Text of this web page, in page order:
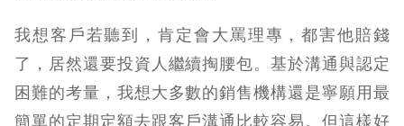
我想客戶若聽到，肯定會大罵理專，都害他賠錢
了，居然還要投資人繼續掏腰包。基於溝通與認定
困難的考量，我想大多數的銷售機構還是寧願用最
簡單的定期定額去跟客戶溝通比較容易。但這樣好